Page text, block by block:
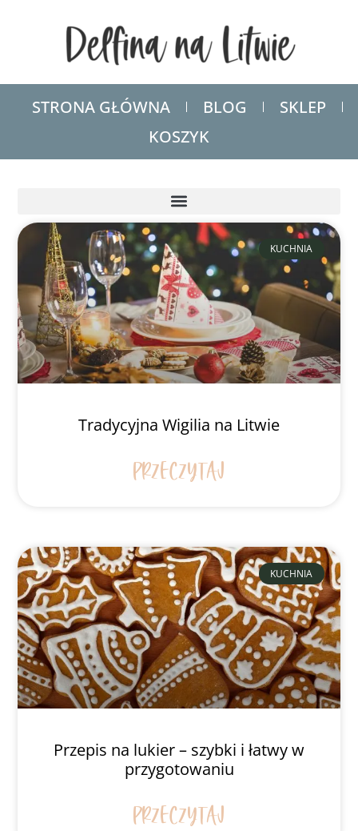
STRONA GŁÓWNA BLOG
SKLEP
KOSZYK
KUCHNIA
Tradycyjna Wigilia na Litwie
PRZECZYTAJ
KUCHNIA
Przepis na lukier – szybki i łatwy w
przygotowaniu
PRZECZYTAJ